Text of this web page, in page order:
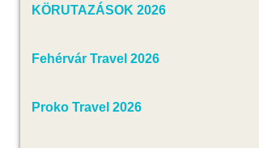
KÖRUTAZÁSOK 2026
Fehérvár Travel 2026
Proko Travel 2026